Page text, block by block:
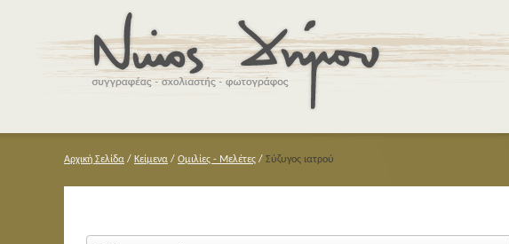
Αρχική Σελίδα / Κείμενα / Ομιλίες - Μελέτες / Σύζυγος ιατρού